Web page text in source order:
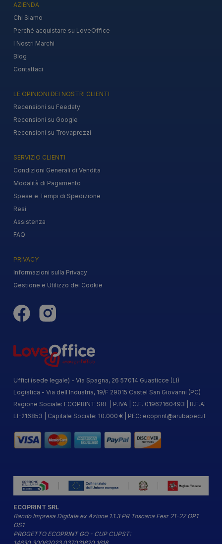
AZIENDA
Chi Siamo
Perché acquistare su LoveOffice
I Nostri Marchi
Blog
Contattaci
LE OPINIONI DEI NOSTRI CLIENTI
Recensioni su Feedaty
Recensioni su Google
Recensioni su Trovaprezzi
SERVIZIO CLIENTI
Condizioni Generali di Vendita
Modalità di Pagamento
Spese e Tempi di Spedizione
Resi
Assistenza
FAQ
PRIVACY
Informazioni sulla Privacy
Gestione e Utilizzo dei Cookie
Uffici (sede legale) - Via Spagna, 26 57014 Guasticce (LI)
Logistica - Via dell Industria, 19/F 29015 Castel San Giovanni (PC)
Ragione Sociale: ECOPRINT SRL | P.IVA | C.F. 01962160493 | R.E.A:
LI-216853 | Capitale Sociale: 10.000 € | PEC: ecoprint@arubapec.it
ECOPRINT SRL
Bando Impresa Digitale ex Azione 1.1.3 PR Toscana Fesr 21-27 OP1
OS1
PROGETTO ECOPRINT GO - CUP CUPST: